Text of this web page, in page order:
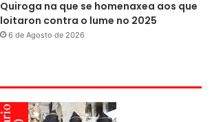
Quiroga na que se homenaxea aos que
loitaron contra o lume no 2025
6 de Agosto de 2026